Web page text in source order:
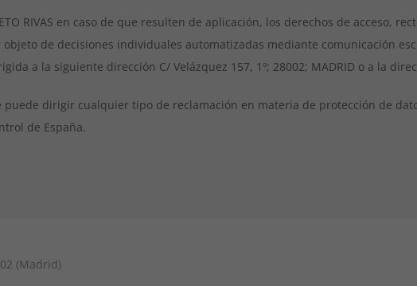
RIVAS en caso de que resulten de aplicación, los derechos de acceso,
de decisiones individuales automatizadas mediante comunicación
a la siguiente dirección C/ Velázquez 157, 1º; 28002; MADRID o a la
dirigir cualquier tipo de reclamación en materia de protección de
de España.
(Madrid)